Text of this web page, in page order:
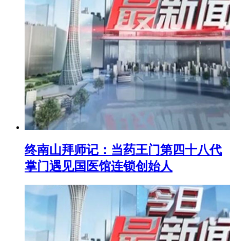
终南山拜师记：当药王门第四十八代
掌门遇见国医馆连锁创始人